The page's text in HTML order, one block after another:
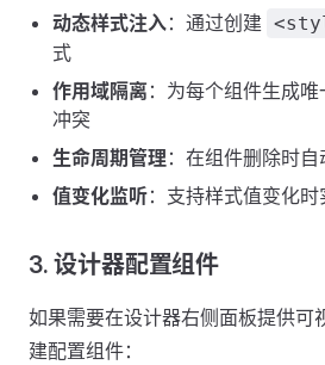
动态样式注入：通过创建
式
作用域隔离：为每个组件生成
冲突
生命周期管理 ：在组件删除时
值变化监听：支持样式值变化
3. 设计器配置组件
如果需要在设计器右侧面板提供可
建配置组件：